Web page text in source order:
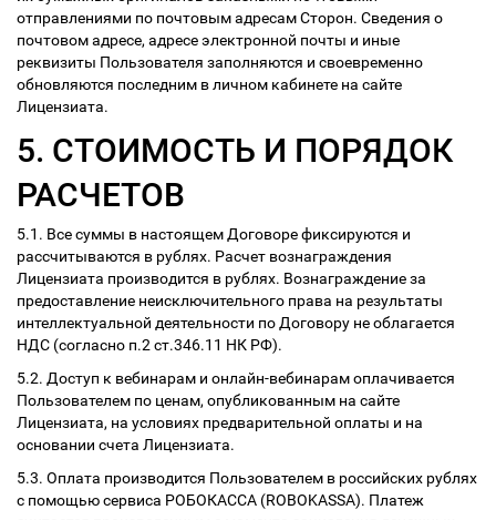
отправлениями по почтовым адресам Сторон. Сведения о
почтовом адресе, адресе электронной почты и иные
реквизиты Пользователя заполняются и своевременно
обновляются последним в личном кабинете на сайте
Лицензиата.
5. СТОИМОСТЬ И ПОРЯДОК
РАСЧЕТОВ
5.1. Все суммы в настоящем Договоре фиксируются и
рассчитываются в рублях. Расчет вознаграждения
Лицензиата производится в рублях. Вознаграждение за
предоставление неисключительного права на результаты
интеллектуальной деятельности по Договору не облагается
НДС (согласно п.2 ст.346.11 НК РФ).
5.2. Доступ к вебинарам и онлайн-вебинарам оплачивается
Пользователем по ценам, опубликованным на сайте
Лицензиата, на условиях предварительной оплаты и на
основании счета Лицензиата.
5.3. Оплата производится Пользователем в российских рублях
с помощью сервиса РОБОКАССА (ROBOKASSA). Платеж